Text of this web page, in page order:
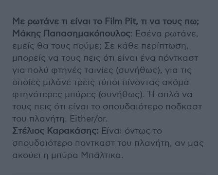
Με ρωτάνε τι είναι το Film Pit, τι να τους πω;
Mάκης Παπασημακόπουλος: Εσένα ρωτάνε,
εμείς θα τους πούμε; Σε κάθε περίπτωση,
μπορείς να τους πεις ότι είναι ένα πόντκαστ
για πολύ φτηνές ταινίες (συνήθως), για τις
οποίες μιλάνε τρεις τύποι πίνοντας ακόμα
φτηνότερες μπύρες (συνήθως). Ή απλά να
τους πεις ότι είναι το σπουδαιότερο ποδκαστ
του πλανήτη. Either/or.
Στέλιος Καρακάσης: Είναι όντως το
σπουδαιότερο ποντκαστ του πλανήτη, αν μας
ακούει η μπύρα Μπάλτικα.